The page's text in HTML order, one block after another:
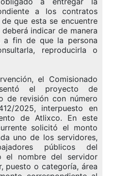
a los contratos
que esta se encuentre
indicar de manera
a fin de que la persona
reproducirla o
el Comisionado
el proyecto de
de revisión con número
2025, interpuesto en
de Atlixco. En este
solicitó el monto
uno de los servidores,
públicos del
el nombre del servidor
puesto o categoría, área